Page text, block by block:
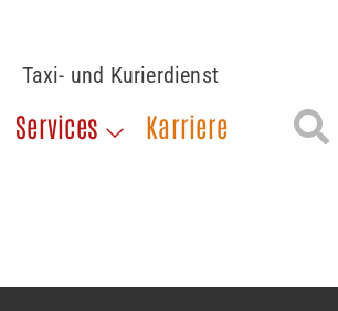
Services Karriere
Taxi- und Kurierdienst